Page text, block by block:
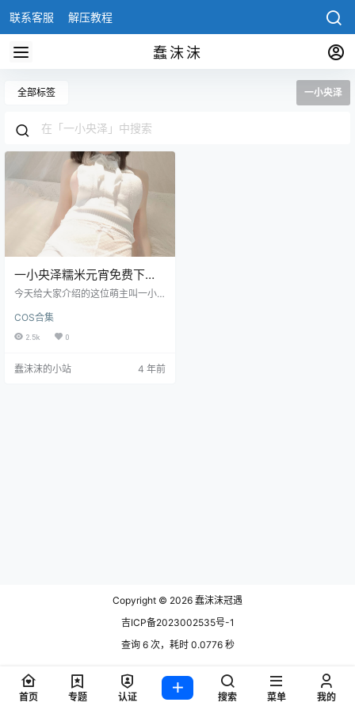
联系客服 解压教程
蠢沫沫
全部标签 一小央泽
一小央泽糯米元宵免费下载
观看 度盘58套【持续更新
今天给大家介绍的这位萌主叫一小
人，这个名字很容易让大家联想到
她是日本人，但其实这个名字并不
迎，比如上图就是来自她的糯米元
COS合集
2.5k 0
蠢沫沫的小站 4 年前
Copyright © 2026 蠢沫沫冠遇
吉ICP备2023002535号-1
查询 6 次，耗时 0.0776 秒
首页 专题 认证 搜索 菜单 我的